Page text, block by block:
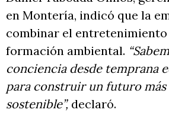
en Montería, indicó que la
combinar el
formación ambiental.
conciencia desde temprana
para construir un futuro
sostenible”, declaró.